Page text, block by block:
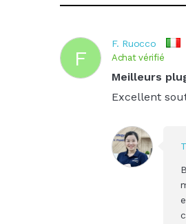
F
F. Ruocco
Achat vérifié
Meilleurs
Excellent